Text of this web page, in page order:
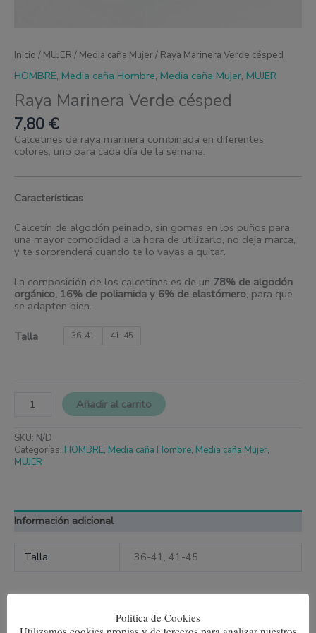
Inicio / MUJER / Media caña Mujer/ Raya Marinera Verde césped
HOMBRE, Media caña Hombre, Media caña Mujer, MUJER
Raya Marinera Verde césped
7,80 €
Calcetines de raya marinera combinada en diferentes
colores, uno para cada día de la semana.
Características
Calcetín de algodón peinado, sin gomas en los puños para
una mayor comodidad a la hora de utilizarlo, no deja marca,
y te sorprenderá cuando te lo vayas a quitar.
La composición de los calcetines es de un 78% de algodón
orgánico, 16% de poliamida y 6% de elastómero, para que
se adapten bien.
Talla 36-41 41-45
Añadir al carrito
SKU: N/D
Categorías: HOMBRE, Media caña Hombre, Media caña Mujer,
MUJER
Información adicional
Talla 36-41, 41-45
Política de Cookies